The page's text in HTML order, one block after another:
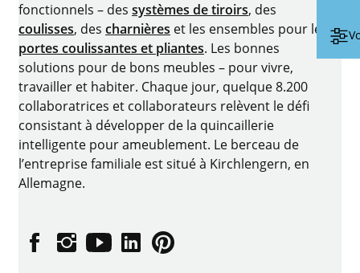
fonctionnels – des systèmes de tiroirs, des
coulisses, des charnières et les ensembles pour les
portes coulissantes et pliantes. Les bonnes
solutions pour de bons meubles – pour vivre,
travailler et habiter. Chaque jour, quelque 8.200
collaboratrices et collaborateurs relèvent le défi
consistant à développer de la quincaillerie
intelligente pour ameublement. Le berceau de
l’entreprise familiale est situé à Kirchlengern, en
Allemagne.
FacebookInstagram
YouTubelinkedinPinterest